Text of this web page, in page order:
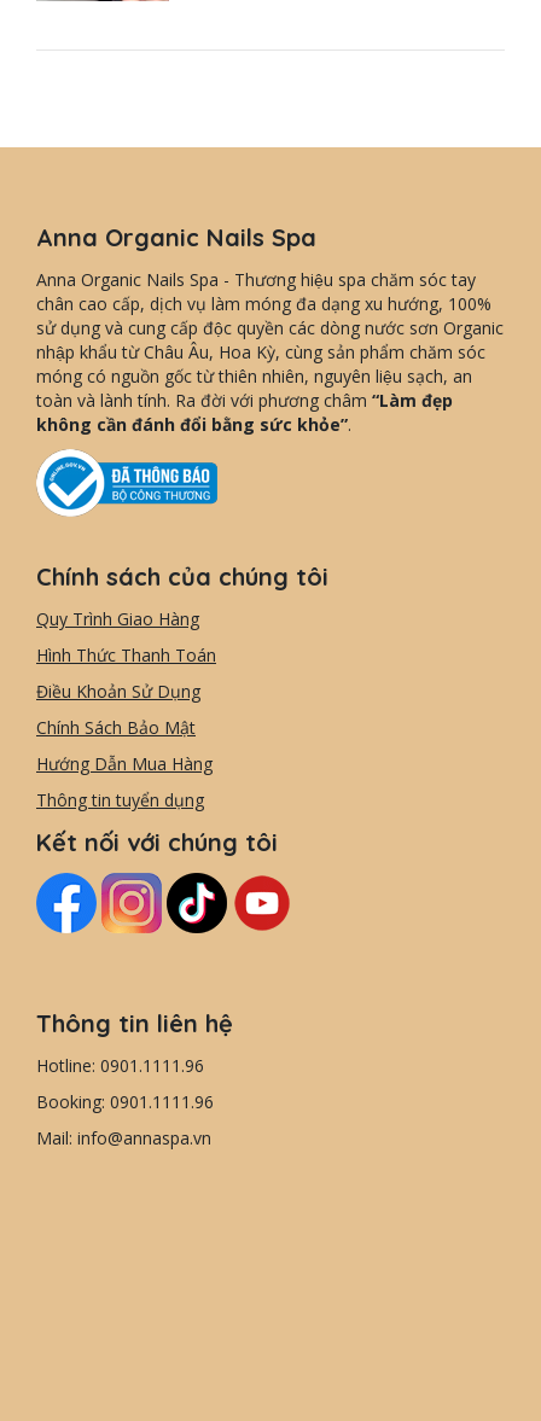
Anna Organic Nails Spa
Anna Organic Nails Spa - Thương hiệu spa chăm sóc tay
chân cao cấp, dịch vụ làm móng đa dạng xu hướng, 100%
sử dụng và cung cấp độc quyền các dòng nước sơn Organic
nhập khẩu từ Châu Âu, Hoa Kỳ, cùng sản phẩm chăm sóc
móng có nguồn gốc từ thiên nhiên, nguyên liệu sạch, an
toàn và lành tính. Ra đời với phương châm “Làm đẹp
không cần đánh đổi bằng sức khỏe”.
Chính sách của chúng tôi
Quy Trình Giao Hàng
Hình Thức Thanh Toán
Điều Khoản Sử Dụng
Chính Sách Bảo Mật
Hướng Dẫn Mua Hàng
Thông tin tuyển dụng
Kết nối với chúng tôi
Thông tin liên hệ
Hotline: 0901.1111.96
Booking: 0901.1111.96
Mail: info@annaspa.vn